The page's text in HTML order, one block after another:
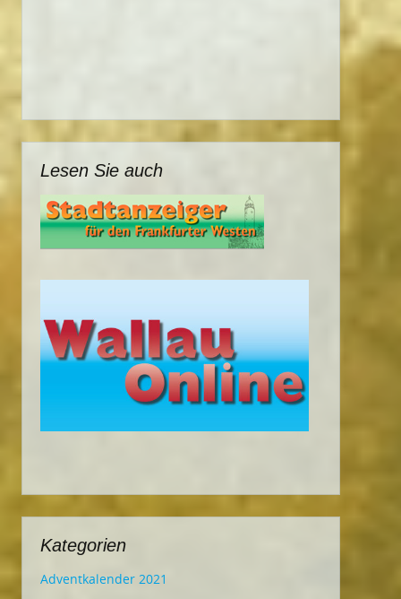
Lesen Sie auch
Kategorien
Adventkalender 2021